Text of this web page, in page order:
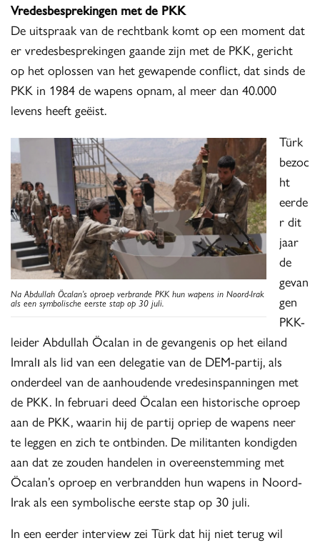
Vredesbesprekingen met de PKK
De uitspraak van de rechtbank komt op een moment dat
er vredesbesprekingen gaande zijn met de PKK, gericht
op het oplossen van het gewapende conflict, dat sinds de
PKK in 1984 de wapens opnam, al meer dan 40.000
levens heeft geëist.
Na Abdullah Öcalan’s oproep verbrande PKK hun wapens in Noord-Irak
als een symbolische eerste stap op 30 juli.
Türk
bezoc
ht
eerde
r dit
jaar
de
gevan
gen
PKK-
leider Abdullah Öcalan in de gevangenis op het eiland
Imralı als lid van een delegatie van de DEM-partij, als
onderdeel van de aanhoudende vredesinspanningen met
de PKK. In februari deed Öcalan een historische oproep
aan de PKK, waarin hij de partij opriep de wapens neer
te leggen en zich te ontbinden. De militanten kondigden
aan dat ze zouden handelen in overeenstemming met
Öcalan’s oproep en verbrandden hun wapens in Noord-
Irak als een symbolische eerste stap op 30 juli.
In een eerder interview zei Türk dat hij niet terug wil